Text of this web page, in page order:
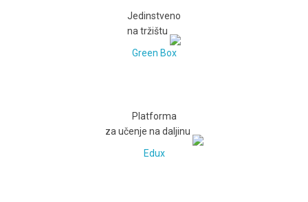
Jedinstveno
na tržištu
Green Box
Platforma
za učenje na daljinu
Edux